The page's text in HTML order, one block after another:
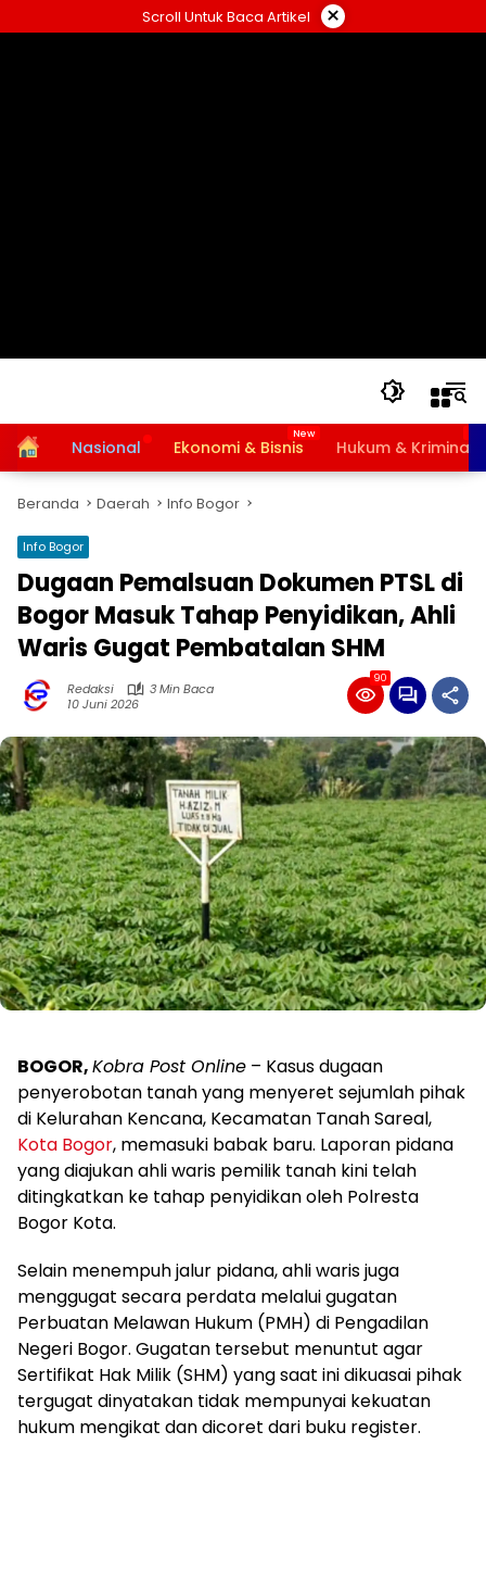
ke
Scroll Untuk Baca Artikel ×
HomeNasional Ekonomi & Bisnis Hukum & Kriminal
Beranda Daerah Info Bogor
Info Bogor
Dugaan Pemalsuan Dokumen PTSL di
Bogor Masuk Tahap Penyidikan, Ahli
Waris Gugat Pembatalan SHM
Redaksi
3 Min Baca
10 Juni 2026
90
BOGOR,Kobra Post Online – Kasus dugaan
penyerobotan tanah yang menyeret sejumlah pihak
di Kelurahan Kencana, Kecamatan Tanah Sareal,
Kota Bogor, memasuki babak baru. Laporan pidana
yang diajukan ahli waris pemilik tanah kini telah
ditingkatkan ke tahap penyidikan oleh Polresta
Bogor Kota.
Selain menempuh jalur pidana, ahli waris juga
menggugat secara perdata melalui gugatan
Perbuatan Melawan Hukum (PMH) di Pengadilan
Negeri Bogor. Gugatan tersebut menuntut agar
Sertifikat Hak Milik (SHM) yang saat ini dikuasai pihak
tergugat dinyatakan tidak mempunyai kekuatan
hukum mengikat dan dicoret dari buku register.